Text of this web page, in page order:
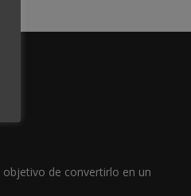
de convertirlo en un